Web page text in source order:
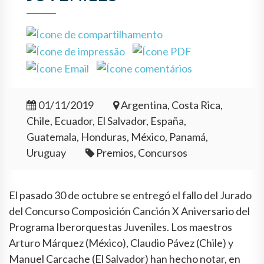
01/11/2019
Argentina, Costa Rica,
Chile, Ecuador, El Salvador, España,
Guatemala, Honduras, México, Panamá,
Uruguay
Premios, Concursos
El pasado 30 de octubre se entregó el fallo del Jurado
del Concurso Composición Canción X Aniversario del
Programa Iberorquestas Juveniles. Los maestros
Arturo Márquez (México), Claudio Pávez (Chile) y
Manuel Carcache (El Salvador) han hecho notar, en